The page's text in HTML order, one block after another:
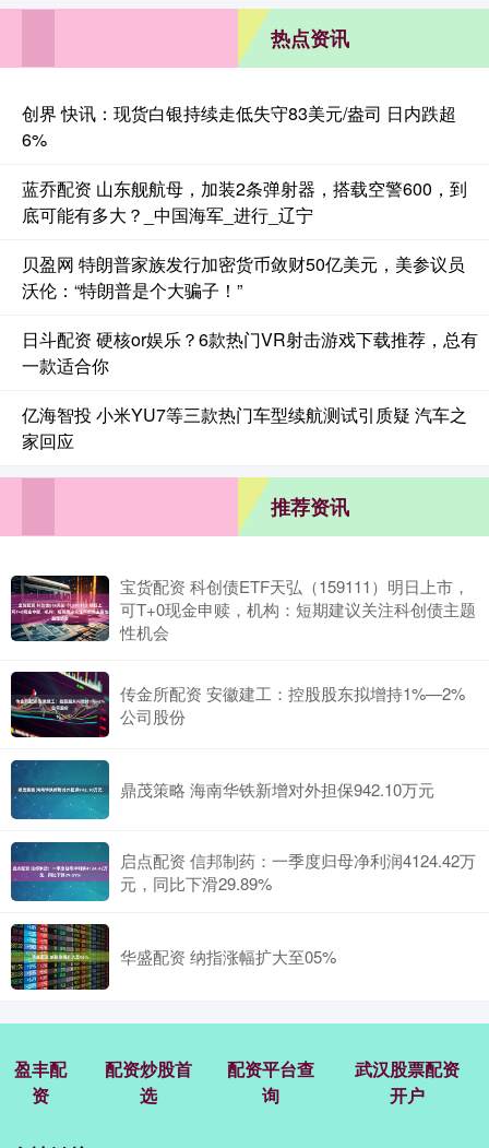
热点资讯
创界 快讯：现货白银持续走低失守83美元/盎司 日内跌超
6%
蓝乔配资 山东舰航母，加装2条弹射器，搭载空警600，到
底可能有多大？_中国海军_进行_辽宁
贝盈网 特朗普家族发行加密货币敛财50亿美元，美参议员
沃伦：“特朗普是个大骗子！”
日斗配资 硬核or娱乐？6款热门VR射击游戏下载推荐，总有
一款适合你
亿海智投 小米YU7等三款热门车型续航测试引质疑 汽车之
家回应
推荐资讯
宝货配资 科创债ETF天弘（159111）明日上市，
可T+0现金申赎，机构：短期建议关注科创债主题
性机会
传金所配资 安徽建工：控股股东拟增持1%—2%
公司股份
鼎茂策略 海南华铁新增对外担保942.10万元
启点配资 信邦制药：一季度归母净利润4124.42万
元，同比下滑29.89%
华盛配资 纳指涨幅扩大至05%
盈丰配
资
配资炒股首
选
配资平台查
询
武汉股票配资
开户